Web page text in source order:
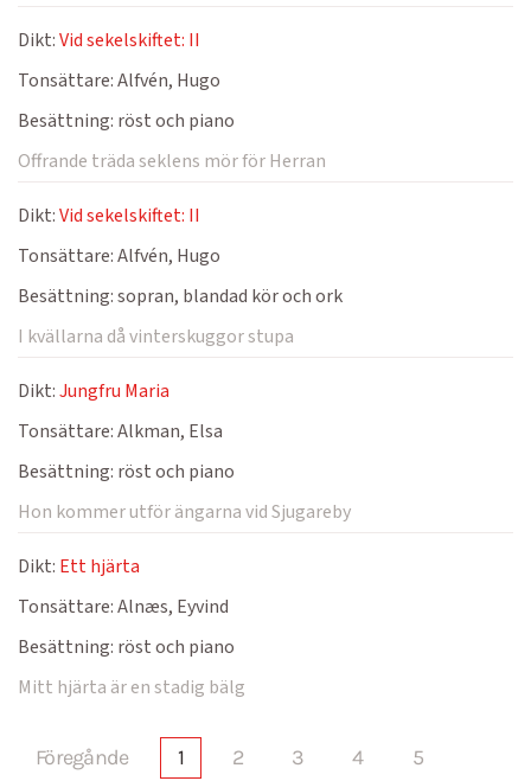
Dikt:Vid sekelskiftet: II
Tonsättare:Alfvén, Hugo
Besättning: röst och piano
Offrande träda seklens mör för Herran
Dikt:Vid sekelskiftet: II
Tonsättare:Alfvén, Hugo
Besättning:sopran, blandad kör och ork
I kvällarna då vinterskuggor stupa
Dikt:Jungfru Maria
Tonsättare:Alkman, Elsa
Besättning: röst och piano
Hon kommer utför ängarna vid Sjugareby
Dikt: Ett hjärta
Tonsättare:Alnæs, Eyvind
Besättning: röst och piano
Mitt hjärta är en stadig bälg
Föregånde 1 2 3 4
5